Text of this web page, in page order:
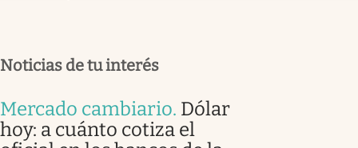
Noticias de tu interés
Mercado cambiario. Dólar
hoy: a cuánto cotiza el